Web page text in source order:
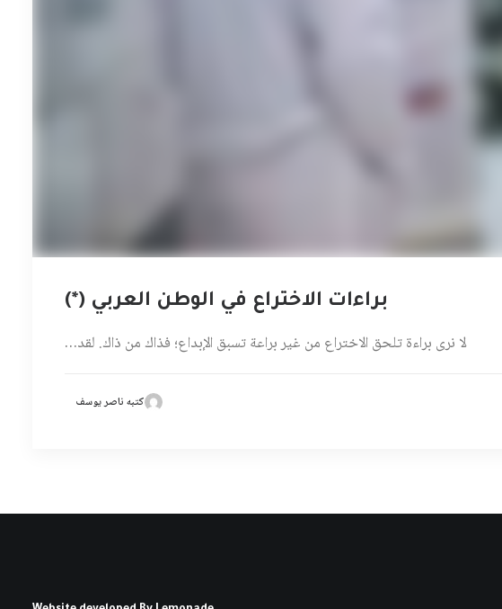
براءات الاختراع في الوطن العربي (*)
لا نرى براءة تلحق الاختراع من غير براعة تسبق الإبداع؛ فذاك من ذاك. لقد…
كتبه ناصر يوسف